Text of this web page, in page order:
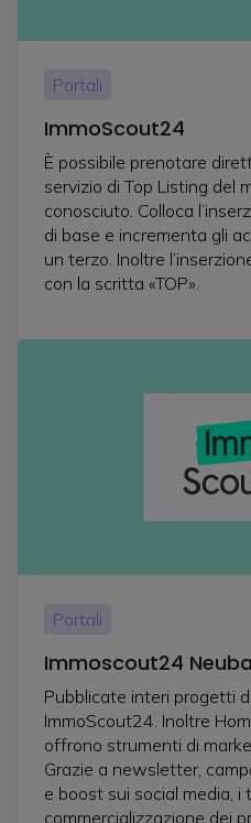
Portali
ImmoScout24
È possibile prenotare
servizio di Top Listing del
conosciuto. Colloca
di base e incrementa gli
un terzo. Inoltre
con la scritta «TOP».
Portali
Immoscout24
Pubblicate interi progetti
ImmoScout24. Inoltre
offrono strumenti di
Grazie a newsletter,
e boost sui social media, i
commercializzazione dei